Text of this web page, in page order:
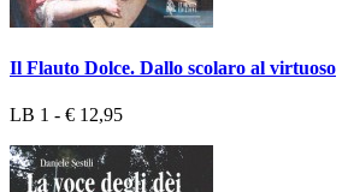
Il Flauto Dolce. Dallo scolaro al virtuoso
LB 1 - € 12,95